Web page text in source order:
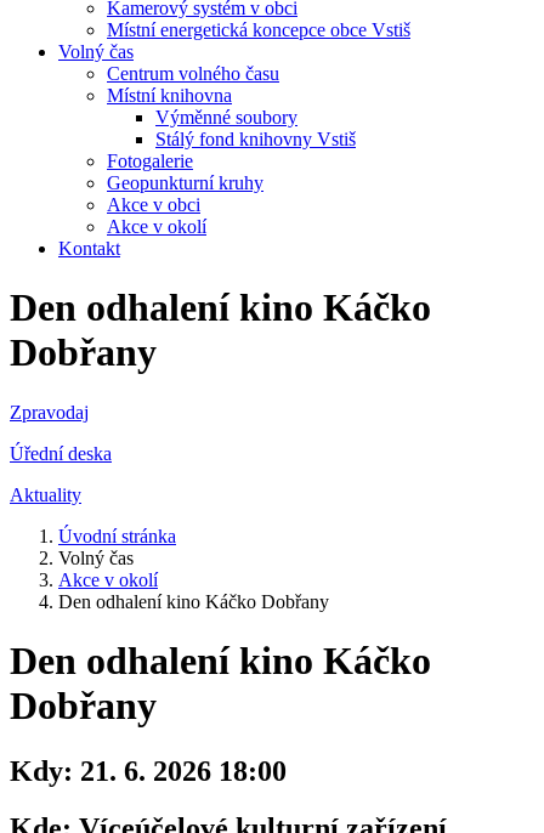
Kamerový systém v obci
Místní energetická koncepce obce Vstiš
Volný čas
Centrum volného času
Místní knihovna
Výměnné soubory
Stálý fond knihovny Vstiš
Fotogalerie
Geopunkturní kruhy
Akce v obci
Akce v okolí
Kontakt
Den odhalení kino Káčko
Dobřany
Zpravodaj
Úřední deska
Aktuality
Úvodní stránka
Volný čas
Akce v okolí
Den odhalení kino Káčko Dobřany
Den odhalení kino Káčko
Dobřany
Kdy: 21. 6. 2026 18:00